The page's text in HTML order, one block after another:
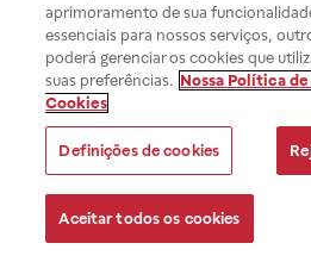
aprimoramento de sua
essenciais para nossos serviços,
poderá gerenciar os cookies que
suas preferências. Nossa Política
Cookies
Definições de cookies
Aceitar todos os cookies